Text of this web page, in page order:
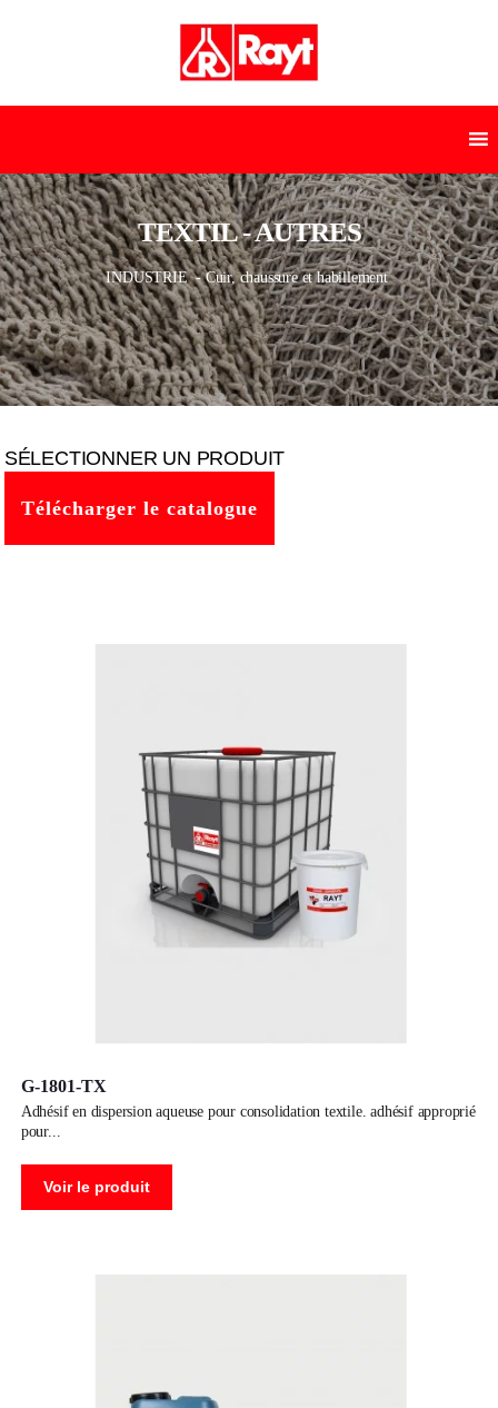
TEXTIL - AUTRES
INDUSTRIE- Cuir, chaussure et habillement
SÉLECTIONNER UN PRODUIT
Télécharger le catalogue
G-1801-TX
adhésif en dispersion aqueuse pour consolidation textile. adhésif approprié
pour
Voir le produit